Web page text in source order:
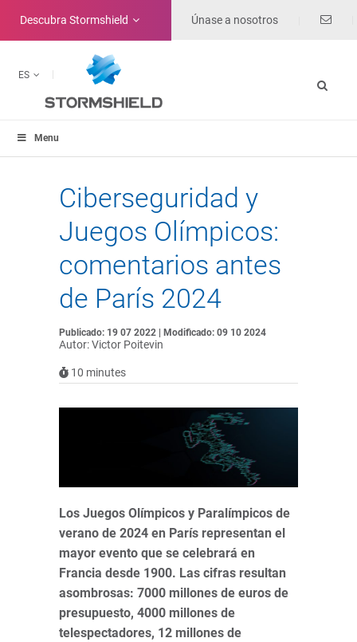
Descubra Stormshield Únase a nosotros
ES
Menu
Ciberseguridad y
Juegos Olímpicos:
comentarios antes
de París 2024
Publicado: 19 07 2022 | Modificado: 09 10 2024
Autor: Victor Poitevin
10 minutes
Los Juegos Olímpicos y Paralímpicos de
verano de 2024 en París representan el
mayor evento que se celebrará en
Francia desde 1900. Las cifras resultan
asombrosas: 7000 millones de euros de
presupuesto, 4000 millones de
telespectadores, 12 millones de